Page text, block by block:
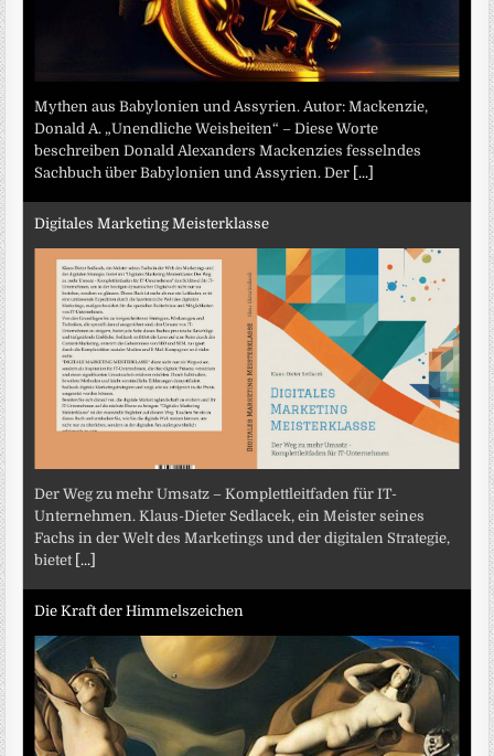
Mythen aus Babylonien und Assyrien. Autor: Mackenzie,
Donald A. „Unendliche Weisheiten“ – Diese Worte
beschreiben Donald Alexanders Mackenzies fesselndes
Sachbuch über Babylonien und Assyrien. Der [...]
Digitales Marketing Meisterklasse
Der Weg zu mehr Umsatz – Komplettleitfaden für IT-
Unternehmen. Klaus-Dieter Sedlacek, ein Meister seines
Fachs in der Welt des Marketings und der digitalen Strategie,
bietet [...]
Die Kraft der Himmelszeichen